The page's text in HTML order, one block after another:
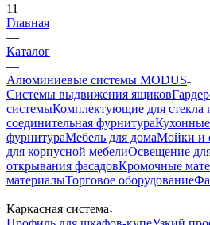
11
Главная
—
Каталог
—
Алюминиевые системы MODUS
Системы выдвижения ящиков
системыКомплектующие для стекла
соединительная фурнитура
фурнитураМебель для домаМойки и
для корпусной мебелиОсвещение
открывания фасадовКромочные
материалыТорговое оборудование
—
Каркасная система